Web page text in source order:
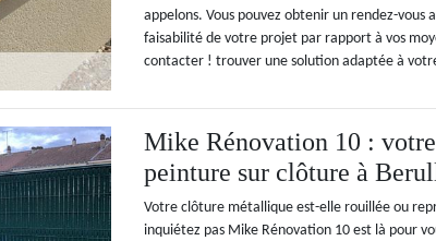
appelons. Vous pouvez obtenir un rendez-vous
faisabilité de votre projet par rapport à vos
contacter ! trouver une solution adaptée à
Mike Rénovation 10 :
peinture sur clôture à
Votre clôture métallique est-elle rouillée ou
inquiétez pas Mike Rénovation 10 est là pour